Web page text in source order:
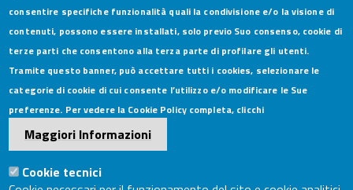
Camera di Commercio di Ferrara e
Ravenna
Contatti
consentire specifiche funzionalità quali la condivisione e/o la visione di
contenuti, possono essere installati, solo previo Suo consenso, cookie di
terze parti che consentono alla terza parte di profilare gli utenti.
Tramite questo banner, può accettare tutti i cookies, selezionare le
categorie di cookie di cui consente l’utilizzo e/o modificare le Sue
preferenze. Per vedere la Cookie Policy completa, clicchi
Maggiori Informazioni
Cookie tecnici